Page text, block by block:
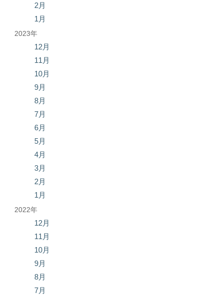
2月
1月
2023年
12月
11月
10月
9月
8月
7月
6月
5月
4月
3月
2月
1月
2022年
12月
11月
10月
9月
8月
7月